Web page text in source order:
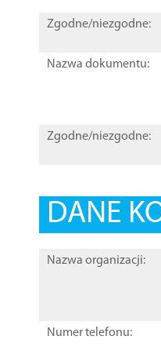
Zgodne/niezgodne:
Nazwa dokumentu:
Zgodne/niezgodne:
DANE
Nazwa organizacji:
Numer telefonu: